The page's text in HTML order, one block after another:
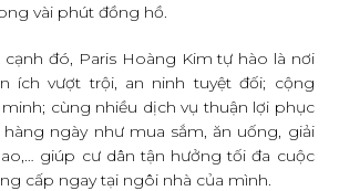
vài phút đồng hồ.
cạnh đó, Paris Hoàng Kim tự hào là nơi
ích vượt trội, an ninh tuyệt đối; cộng
cùng nhiều dịch vụ thuận lợi phục
ngày như mua sắm, ăn uống, giải
giúp cư dân tận hưởng tối đa cuộc
cấp ngay tại ngôi nhà của mình.